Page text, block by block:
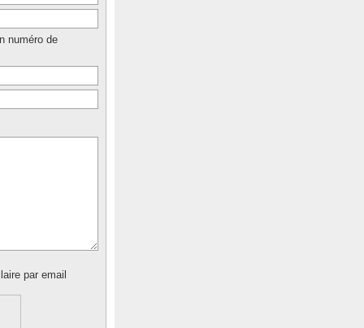
numéro de
par email